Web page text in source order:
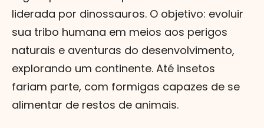
liderada por dinossauros. O objetivo: evoluir
sua tribo humana em meios aos perigos
naturais e aventuras do desenvolvimento,
explorando um continente. Até insetos
fariam parte, com formigas capazes de se
alimentar de restos de animais.